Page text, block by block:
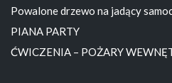
Powalone drzewo na jadący
PIANA PARTY
ĆWICZENIA – POŻARY